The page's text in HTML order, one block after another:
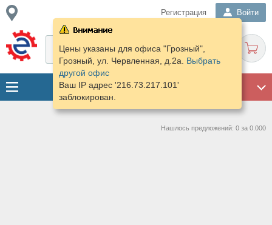
Регистрация Войти
Цены указаны для офиса "Грозный",
Грозный, ул. Червленная, д.2а. Выбрать
другой офис
Ваш IP адрес '216.73.217.101'
заблокирован.
Нашлось предложений: 0 за 0.000